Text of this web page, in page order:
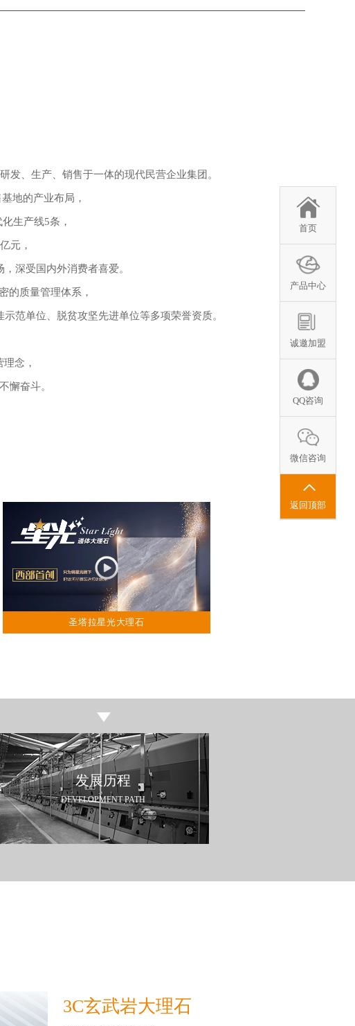
首页
产品中心
诚邀加盟
QQ咨询
微信咨询
返回顶部
、生产、销售于一体的现代民营企业集团。
地的产业布局，
生产线5条，
元，
深受国内外消费者喜爱。
的质量管理体系，
范单位、脱贫攻坚先进单位等多项荣誉资质。
念，
懈奋斗。
圣塔拉星光大理石
发展历程
DEVELOPMENT PATH
3C玄武岩大理石